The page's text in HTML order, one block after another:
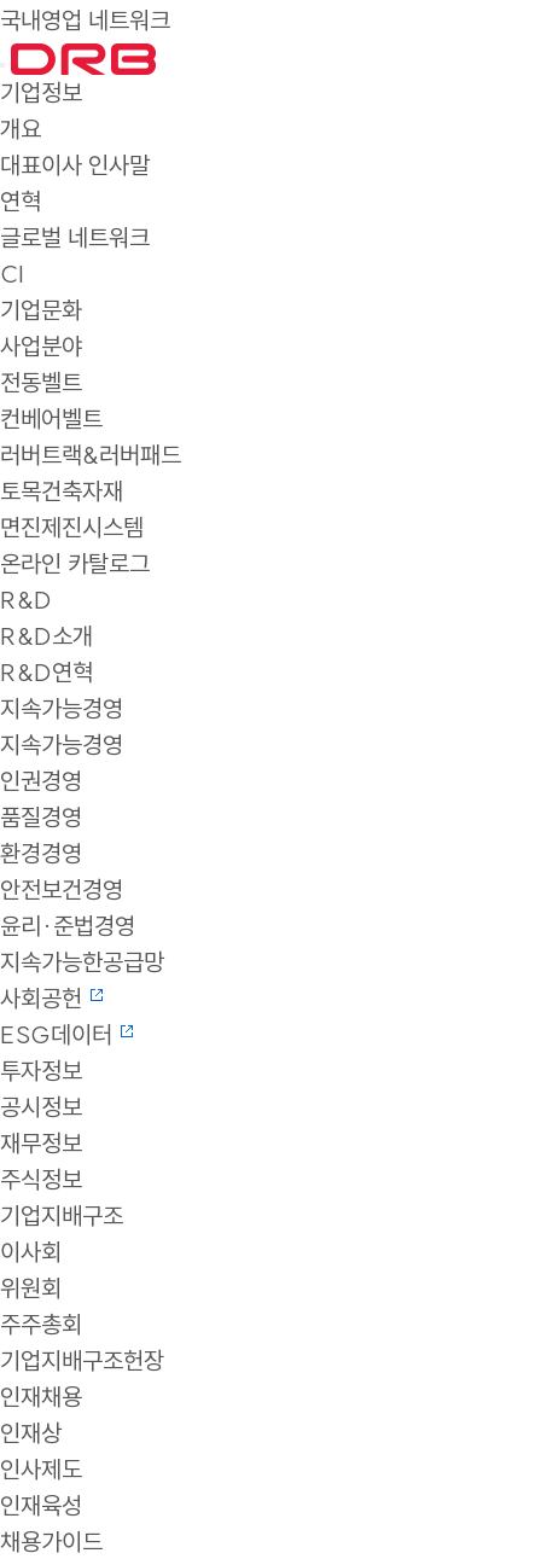
국내영업 네트워크
기업정보
개요
대표이사 인사말
연혁
글로벌 네트워크
CI
기업문화
사업분야
전동벨트
컨베어벨트
러버트랙&러버패드
토목건축자재
면진제진시스템
온라인 카탈로그
R&D
R&D소개
R&D연혁
지속가능경영
지속가능경영
인권경영
품질경영
환경경영
안전보건경영
윤리·준법경영
지속가능한공급망
사회공헌
ESG데이터
투자정보
공시정보
재무정보
주식정보
기업지배구조
이사회
위원회
주주총회
기업지배구조헌장
인재채용
인재상
인사제도
인재육성
채용가이드